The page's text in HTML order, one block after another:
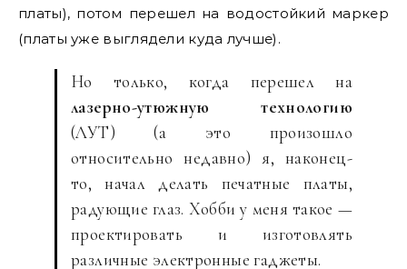
платы), потом перешел на водостойкий маркер
(платы уже выглядели куда лучше).
Но только, когда перешел на
лазерно-утюжную технологию
(ЛУТ) (а это произошло
относительно недавно) я, наконец-
то, начал делать печатные платы,
радующие глаз. Хобби у меня такое —
проектировать и изготовлять
различные электронные гаджеты.